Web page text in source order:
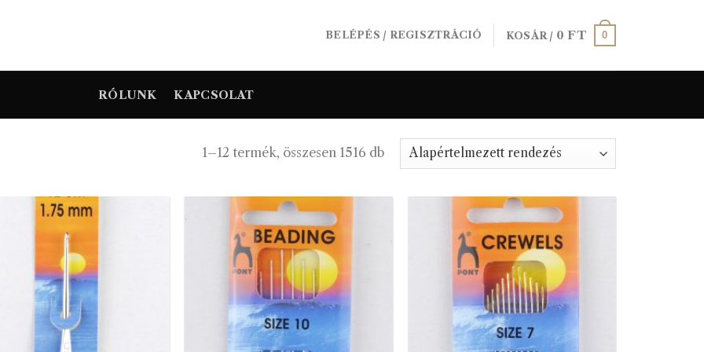
BELÉPÉS / REGISZTRÁCIÓ KOSÁR / 0FT 0
RÓLUNK KAPCSOLAT
1–12 termék, összesen 1516 db